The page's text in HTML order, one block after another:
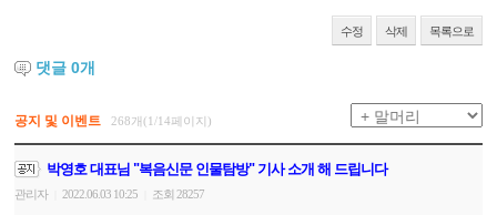
수정 삭제 목록으로
댓글0개
공지 및 이벤트 268개(1/14페이지)
박영호 대표님 "복음신문 인물탐방" 기사 소개 해 드립니다
관리자 2022.06.03 10:25 조회 28257